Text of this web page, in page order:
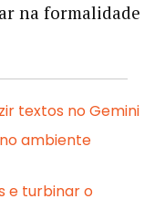
na formalidade
textos no Gemini
ambiente
e turbinar o